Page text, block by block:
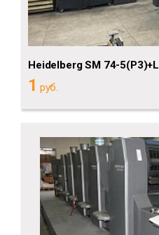
Heidelberg SM 74-5(P3)+L
1 руб.